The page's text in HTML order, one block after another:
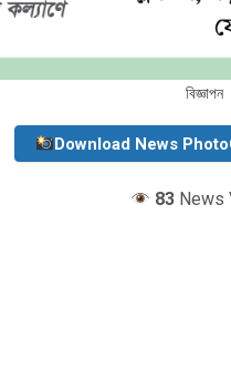
বিজ্ঞাপন
Download News
83 News